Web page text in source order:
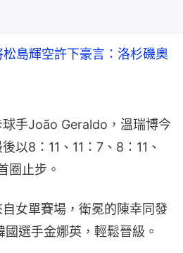
島輝空許下豪言：洛杉磯奧
手João Geraldo，溫瑞博今
以8：11、11：7、8：11、
圈止步。
女單賽場，衛冕的陳幸同發
選手金娜英，輕鬆晉級。